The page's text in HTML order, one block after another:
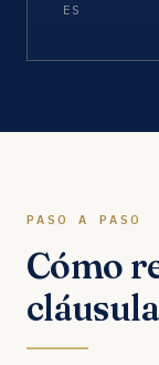
ES
PASO A PASO
Cómo